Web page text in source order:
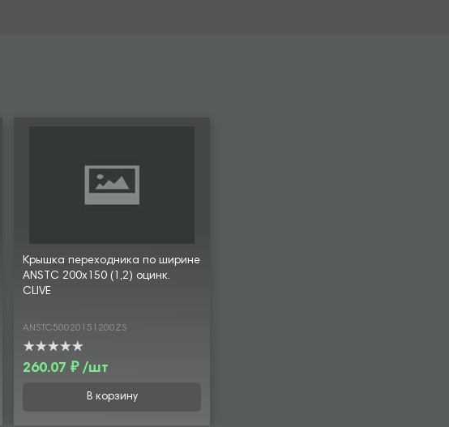
Крышка переходника по ширине
ANSTC 200х150 (1,2) оцинк.
CLIVE
ANSTC50020151200ZS
260.07 ₽ /шт
В корзину